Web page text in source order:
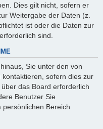
Dies gilt nicht, sofern er
Weitergabe der Daten (z.
ist oder die Daten zur
sind.
Sie unter den von
sofern dies zur
das Board erforderlich
Benutzer Sie
Bereich